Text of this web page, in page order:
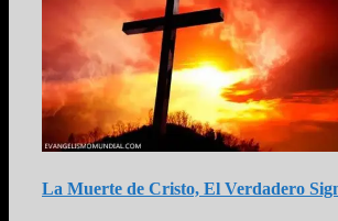
La Muerte de Cristo, El Verdadero